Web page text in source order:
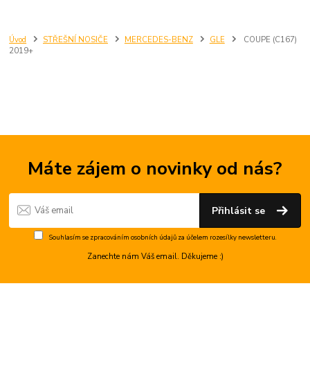
Úvod STŘEŠNÍ NOSIČE MERCEDES-BENZ GLE
COUPE (C167)
2019+
Máte zájem o novinky od nás?
Přihlásit se
Souhlasím se zpracováním osobních údajůza účelem rozesílky newsletteru.
Zanechte nám Váš email. Děkujeme :)